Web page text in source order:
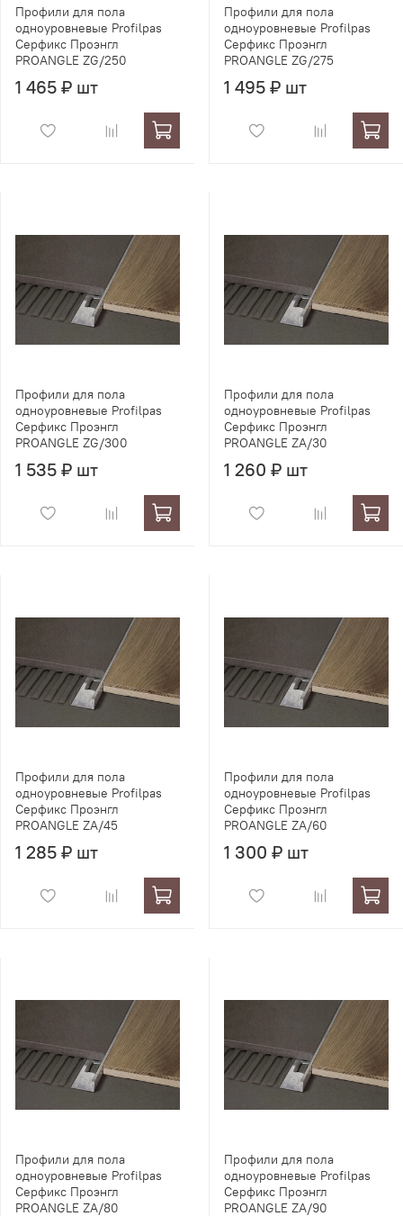
Профили для пола
одноуровневые Profilpas
Серфикс Проэнгл
PROANGLE ZG/250
1 465 ₽ шт
Профили для пола
одноуровневые Profilpas
Серфикс Проэнгл
PROANGLE ZG/275
1 495 ₽ шт
Профили для пола
одноуровневые Profilpas
Серфикс Проэнгл
PROANGLE ZG/300
1 535 ₽ шт
Профили для пола
одноуровневые Profilpas
Серфикс Проэнгл
PROANGLE ZA/30
1 260 ₽ шт
Профили для пола
одноуровневые Profilpas
Серфикс Проэнгл
PROANGLE ZA/45
1 285 ₽ шт
Профили для пола
одноуровневые Profilpas
Серфикс Проэнгл
PROANGLE ZA/60
1 300 ₽ шт
Профили для пола
одноуровневые Profilpas
Серфикс Проэнгл
PROANGLE ZA/80
Профили для пола
одноуровневые Profilpas
Серфикс Проэнгл
PROANGLE ZA/90